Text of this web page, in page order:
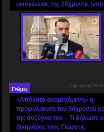
οικογένειας της 28χρονης (vid)
Γνώμες
Παρασκευή
«Απόλυτα αναμενόμενη» η
προφυλάκιση του 54χρονου
της συζύγου του – Τι δήλωσε ο
δικηγόρος τους Γιώργος